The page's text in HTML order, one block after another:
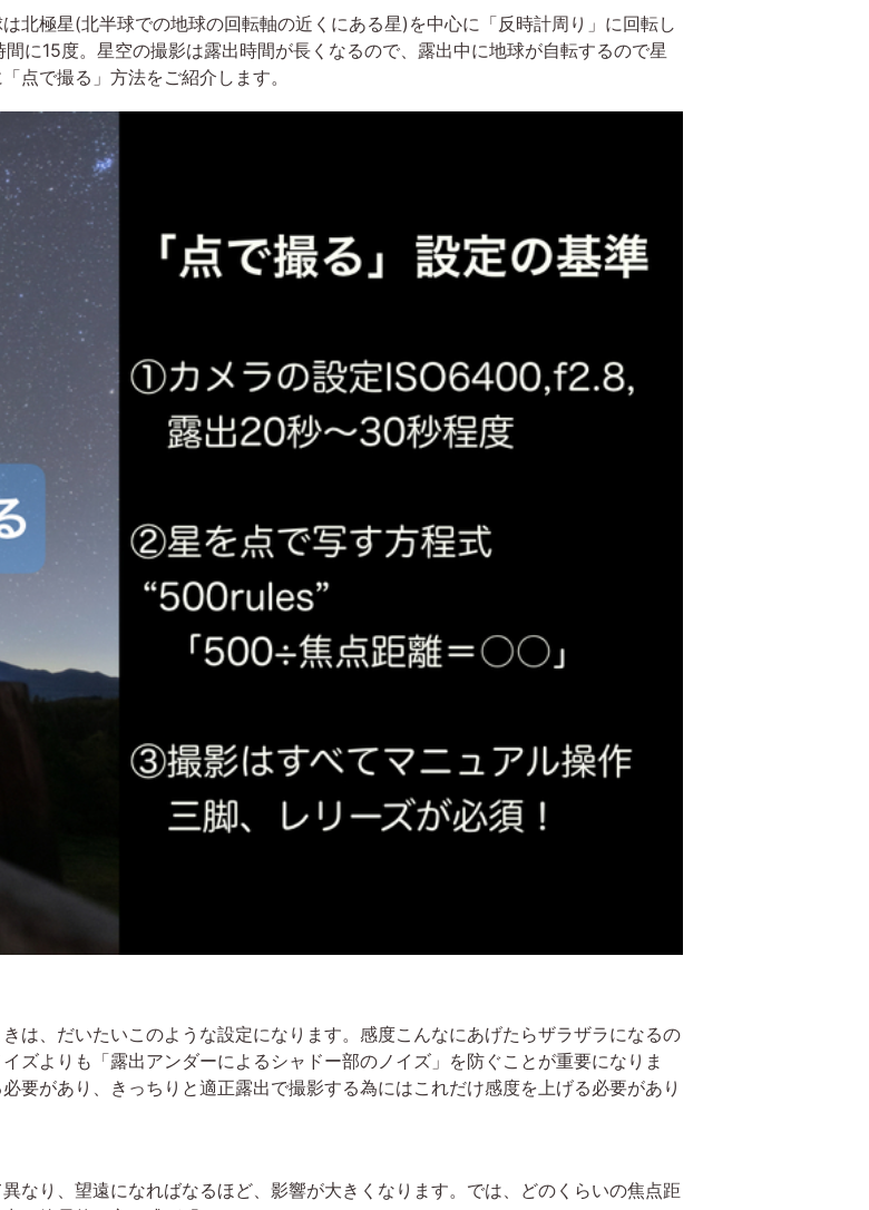
北極星(北半球での地球の回転軸の近くにある星)を中心に「反時計周り」に回転し
に15度。星空の撮影は露出時間が長くなるので、露出中に地球が自転するので星
点で撮る」方法をご紹介します。
は、だいたいこのような設定になります。感度こんなにあげたらザラザラになるの
ズよりも「露出アンダーによるシャドー部のノイズ」を防ぐことが重要になりま
要があり、きっちりと適正露出で撮影する為にはこれだけ感度を上げる必要があり
なり、望遠になればなるほど、影響が大きくなります。では、どのくらいの焦点距